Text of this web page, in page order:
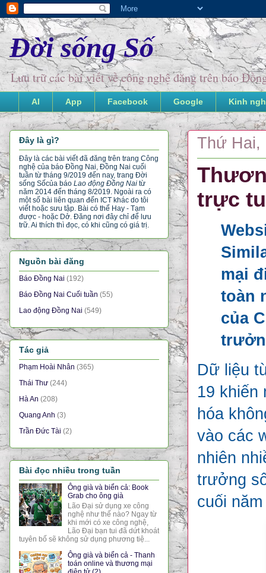
Đời sống Số
Lưu trữ các bài viết về công nghệ đăng trên báo
AI App Facebook Google Kinh
Thứ Hai,
trực
mại
toàn
của
Dữ liệu
19 khiến
hóa
vào các
nhiên
trưởng
cuối
Đây là gì?
Đây là các bài viết đã đăng trên trang Công
nghệ của báo Đồng Nai, Đồng Nai cuối
tuần từ tháng 9/2019 đến nay, trang Đời
sống Sốcủa báo Lao động Đồng Nai từ
năm 2014 đến tháng 8/2019. Ngoài ra có
một số bài liên quan đến ICT khác do tôi
viết hoặc sưu tập. Bài có thể Hay - Tạm
được - hoặc Dở. Đăng nơi đây chỉ để lưu
trữ. Ai thích thì đọc, có khi cũng có giá trị.
Nguồn bài đăng
Báo Đồng Nai (192)
Báo Đồng Nai Cuối tuần (55)
Lao động Đồng Nai (549)
Tác giả
Phạm Hoài Nhân (365)
Thái Thư (244)
Hà An (208)
Quang Anh (3)
Trần Đức Tài (2)
Bài đọc nhiều trong tuần
Ông già và biển cả: Book
Grab cho ông già
Lão Đại sử dụng xe công
nghệ như thế nào? Ngay từ
khi mới có xe công nghệ,
Lão Đại bạn tui đã dứt khoát
tuyên bố sẽ không sử dụng phương tiệ...
Ông già và biển cả - Thanh
toán online và thương mại